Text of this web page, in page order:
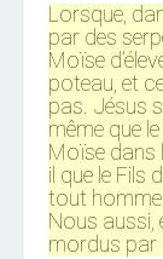
Lorsque,
par des
Moïse
poteau, et
pas. Jésus
même que
Moïse dans
il que le Fils
tout homme
Nous aussi,
mordus par